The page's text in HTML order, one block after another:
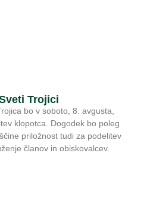
Trojici
bo v soboto, 8. avgusta,
klopotca. Dogodek bo poleg
priložnost tudi za podelitev
članov in obiskovalcev.